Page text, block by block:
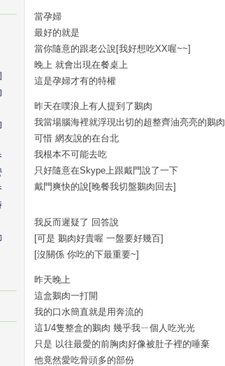
當孕婦
最好的就是
當你隨意的跟老公說[我好想吃XX喔~~]
晚上 就會出現在餐桌上
這是孕婦才有的特權
昨天在噗浪上有人提到了鵝肉
我當場腦海裡就浮現出切的超整齊油亮亮的鵝肉
可惜 網友說的在台北
我根本不可能去吃
只好隨意在Skype上跟戴門說了一下
戴門爽快的說[晚餐我切盤鵝肉回去]
我反而遲疑了 回答說
[可是 鵝肉好貴喔 一盤要好幾百]
[沒關係 你吃的下最重要~]
昨天晚上
這盒鵝肉一打開
我的口水簡直就是用奔流的
這1/4隻整盒的鵝肉 幾乎我ㄧ個人吃光光
只是 以往最愛的前胸肉好像被肚子裡的唾棄
他竟然愛吃骨頭多的部份